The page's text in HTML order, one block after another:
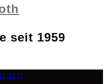
seit 1959
3211